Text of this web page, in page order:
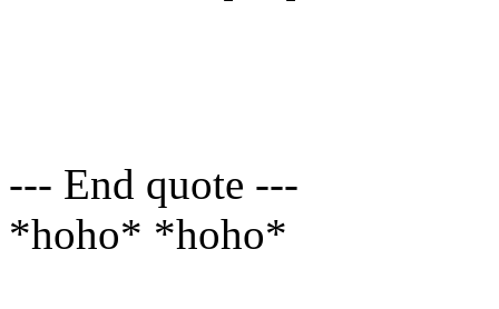
--- End quote ---
*hoho* *hoho*